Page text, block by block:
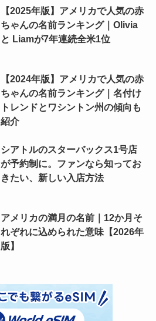
【2025年版】アメリカで人気の赤
ちゃんの名前ランキング｜Olivia
と Liamが7年連続全米1位
【2024年版】アメリカで人気の赤
ちゃんの名前ランキング｜名付け
トレンドとワシントン州の傾向も
紹介
シアトルのスターバックス1号店
が予約制に。ファンなら知ってお
きたい、新しい入店方法
アメリカの満月の名前｜12か月そ
れぞれに込められた意味【2026年
版】